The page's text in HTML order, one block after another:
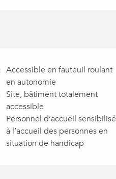
Accessible en fauteuil roulant
en autonomie
Site, bâtiment totalement
accessible
Personnel d’accueil sensibilisé
à l’accueil des personnes en
situation de handicap